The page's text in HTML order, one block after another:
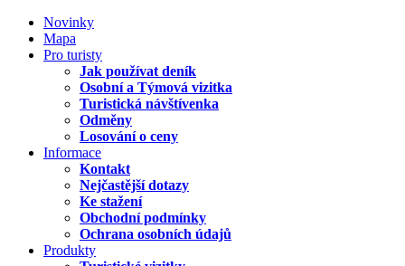
Novinky
Mapa
Pro turisty
Jak používat deník
Osobní a Týmová vizitka
Turistická návštívenka
Odměny
Losování o ceny
Informace
Kontakt
Nejčastější dotazy
Ke stažení
Obchodní podmínky
Ochrana osobních údajů
Produkty